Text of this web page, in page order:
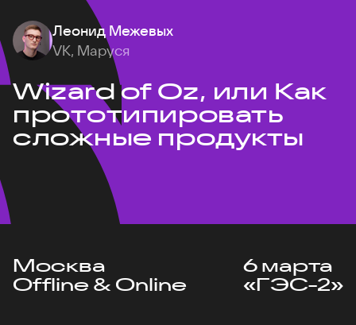
Леонид Межевых
VK, Маруся
Wizard of Oz, или Как
прототипировать
сложные продукты
Москва
Offline & Online
6 марта
«ГЭС-2»